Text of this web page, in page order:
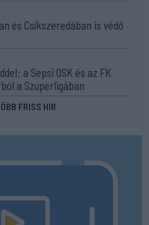
és Csíkszeredában is védő
a Sepsi OSK és az FK
a Szuperligában
FRISS HÍR